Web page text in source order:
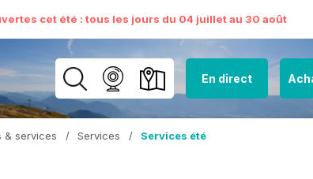
cet été : tous les jours du 04 juillet au 30 août
En direct
& services / Services / Services été